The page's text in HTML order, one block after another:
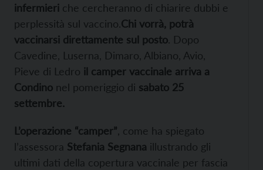
infermieri che cercheranno di chiarire dubbi e
perplessità sul vaccino.Chi vorrà, potrà
vaccinarsi direttamente sul posto. Dopo
Cavedine, Luserna, Dimaro, Albiano, Avio,
Pieve di Ledro il camper vaccinale arriva a
Condino nel pomeriggio di sabato 25
settembre.
L’operazione “camper”, come ha spiegato
l’assessora Stefania Segnana illustrando gli
ultimi dati della copertura vaccinale per fascia